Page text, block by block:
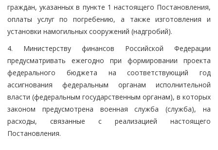
граждан, указанных в пункте 1 настоящего Постановления,
оплаты услуг по погребению, а также изготовления и
установки намогильных сооружений (надгробий).
4. Министерству финансов Российской Федерации
предусматривать ежегодно при формировании проекта
федерального бюджета на соответствующий год
ассигнования федеральным органам исполнительной
власти (федеральным государственным органам), в которых
законом предусмотрена военная служба (служба), на
расходы, связанные с реализацией настоящего
Постановления.